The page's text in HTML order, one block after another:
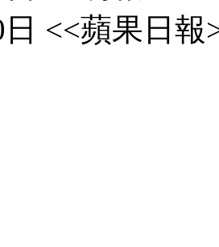
日 <<蘋果日報